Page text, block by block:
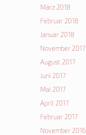
März 2018
Februar 2018
Januar 2018
November 2017
August 2017
Juni 2017
Mai 2017
April 2017
Februar 2017
November 2016